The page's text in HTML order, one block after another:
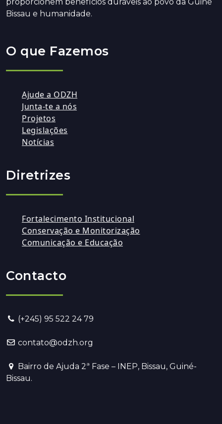
Bissau e humanidade.
O que Fazemos
Ajude a ODZH
Junta-te a nós
Projetos
Legislações
Notícias
Diretrizes
Fortalecimento Institucional
Conservação e Monitorização
Comunicação e Educação
Contacto
(+245) 95 522 24 79
contato@odzh.org
Bairro de Ajuda 2ª Fase – INEP, Bissau, Guiné-
Bissau.